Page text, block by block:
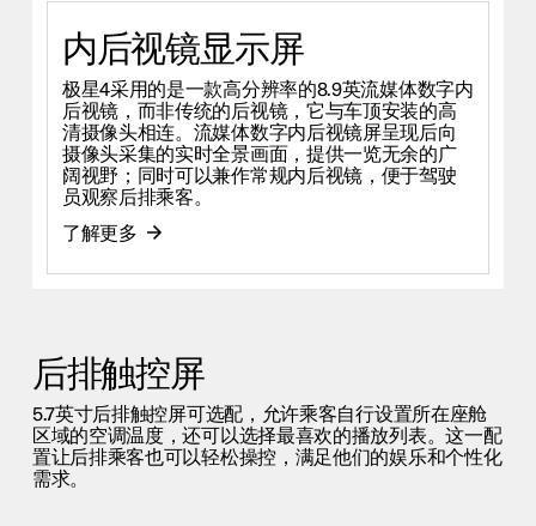
内后视镜显示屏
极星4采用的是一款高分辨率的8.9英流媒体数字内
后视镜，而非传统的后视镜，它与车顶安装的高
清摄像头相连。流媒体数字内后视镜屏呈现后向
摄像头采集的实时全景画面，提供一览无余的广
阔视野；同时可以兼作常规内后视镜，便于驾驶
员观察后排乘客。
了解更多
后排触控屏
5.7英寸后排触控屏可选配，允许乘客自行设置所在座舱
区域的空调温度，还可以选择最喜欢的播放列表。这一配
置让后排乘客也可以轻松操控，满足他们的娱乐和个性化
需求。